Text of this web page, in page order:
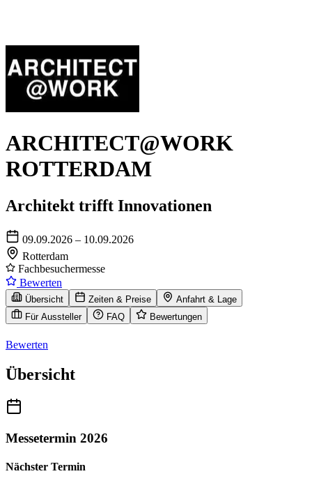
ARCHITECT@WORK
ROTTERDAM
Architekt trifft Innovationen
09.09.2026 – 10.09.2026
Rotterdam
Fachbesuchermesse
Bewerten
Übersicht Zeiten & Preise
Anfahrt & Lage
Für Aussteller
FAQ Bewertungen
Bewerten
Übersicht
Messetermin 2026
Nächster Termin